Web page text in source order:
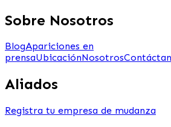
Sobre Nosotros
BlogApariciones en
prensaUbicaciónNosotros
Aliados
Registra tu empresa de mudanza